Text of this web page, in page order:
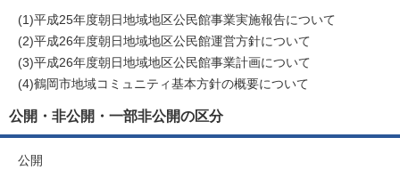
(1)平成25年度朝日地域地区公民館事業実施報告について
(2)平成26年度朝日地域地区公民館運営方針について
(3)平成26年度朝日地域地区公民館事業計画について
(4)鶴岡市地域コミュニティ基本方針の概要について
公開・非公開・一部非公開の区分
公開